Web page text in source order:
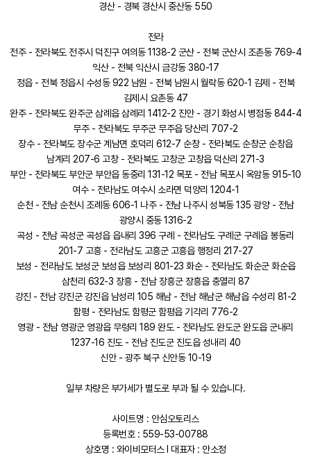
경산 - 경북 경산시 중산동 550
전라
전주 - 전라북도 전주시 덕진구 여의동 1138-2 군산 - 전북 군산시 조촌동 769-4
익산 - 전북 익산시 금강동 380-17
정읍 - 전북 정읍시 수성동 922 남원 - 전북 남원시 월락동 620-1 김제 - 전북
김제시 요촌동 47
완주 - 전라북도 완주군 삼례읍 삼례리 1412-2 진안 - 경기 화성시 병점동 844-4
무주 - 전라북도 무주군 무주읍 당산리 707-2
장수 - 전라북도 장수군 계남면 호덕리 612-7 순창 - 전라북도 순창군 순창읍
남계리 207-6 고창 - 전라북도 고창군 고창읍 덕산리 271-3
부안 - 전라북도 부안군 부안읍 동중리 131-12 목포 - 전남 목포시 옥암동 915-10
여수 - 전라남도 여수시 소라면 덕양리 1204-1
순천 - 전남 순천시 조례동 606-1 나주 - 전남 나주시 성북동 135 광양 - 전남
광양시 중동 1316-2
곡성 - 전남 곡성군 곡성읍 읍내리 396 구례 - 전라남도 구례군 구례읍 봉동리
201-7 고흥 - 전라남도 고흥군 고흥읍 행정리 217-27
보성 - 전라남도 보성군 보성읍 보성리 801-23 화순 - 전라남도 화순군 화순읍
삼천리 632-3 장흥 - 전남 장흥군 장흥읍 충열리 87
강진 - 전남 강진군 강진읍 남성리 105 해남 - 전남 해남군 해남읍 수성리 81-2
함평 - 전라남도 함평군 함평읍 기각리 776-2
영광 - 전남 영광군 영광읍 무령리 189 완도 - 전라남도 완도군 완도읍 군내리
1237-16 진도 - 전남 진도군 진도읍 성내리 40
신안 - 광주 북구 신안동 10-19
일부 차량은 부가세가 별도로 부과 될 수 있습니다.
사이트명 : 안심오토리스
등록번호 : 559-53-00788
상호명 : 와이비모터스 l 대표자 : 안소정